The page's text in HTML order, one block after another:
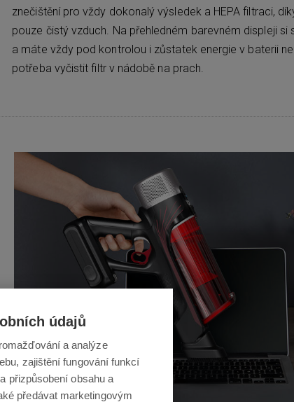
znečištění pro vždy dokonalý výsledek a HEPA filtraci,
pouze čistý vzduch. Na přehledném barevném displeji si
a máte vždy pod kontrolou i zůstatek energie v baterii
potřeba vyčistit filtr v nádobě na prach.
údajů
a analýze
zajištění fungování funkcí
přizpůsobení obsahu a
předávat marketingovým